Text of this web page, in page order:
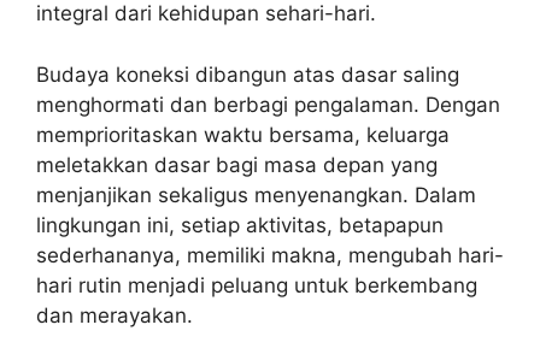
integral dari kehidupan sehari-hari.
Budaya koneksi dibangun atas dasar saling
menghormati dan berbagi pengalaman. Dengan
memprioritaskan waktu bersama, keluarga
meletakkan dasar bagi masa depan yang
menjanjikan sekaligus menyenangkan. Dalam
lingkungan ini, setiap aktivitas, betapapun
sederhananya, memiliki makna, mengubah hari-
hari rutin menjadi peluang untuk berkembang
dan merayakan.